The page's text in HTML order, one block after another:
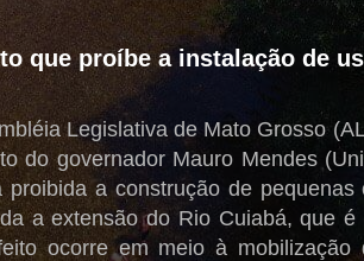
que proíbe a instalação de
Legislativa de Mato Grosso
do governador Mauro Mendes
a construção de
a extensão do Rio Cuiabá, que
ocorre em meio à